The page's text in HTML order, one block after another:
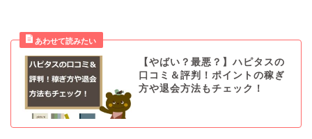
【やばい？最悪？】ハピタスの
口コミ＆評判！ポイントの稼ぎ
方や退会方法もチェック！